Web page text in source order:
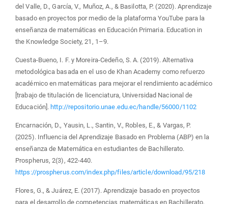
del Valle, D., García, V., Muñoz, A., & Basilotta, P. (2020). Aprendizaje
basado en proyectos por medio de la plataforma YouTube para la
enseñanza de matemáticas en Educación Primaria. Education in
the Knowledge Society, 21, 1–9.
Cuesta-Bueno, I. F. y Moreira-Cedeño, S. A. (2019). Alternativa
metodológica basada en el uso de Khan Academy como refuerzo
académico en matemáticas para mejorar el rendimiento académico
[trabajo de titulación de licenciatura, Universidad Nacional de
Educación]. http://repositorio.unae.edu.ec/handle/56000/1102
Encarnación, D., Yausin, L., Santin, V., Robles, E., & Vargas, P.
(2025). Influencia del Aprendizaje Basado en Problema (ABP) en la
enseñanza de Matemática en estudiantes de Bachillerato.
Prospherus, 2(3), 422-440.
https://prospherus.com/index.php/files/article/download/95/218
Flores, G., & Juárez, E. (2017). Aprendizaje basado en proyectos
para el desarrollo de competencias matemáticas en Bachillerato.